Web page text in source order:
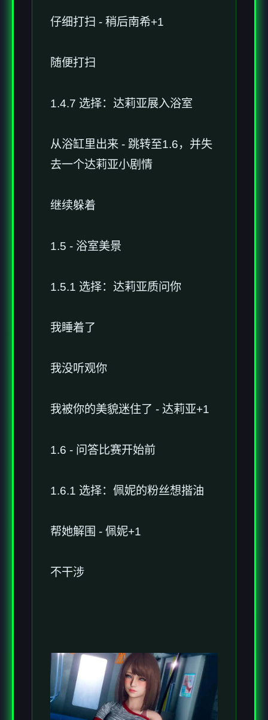
仔细打扫 - 稍后南希+1
随便打扫
1.4.7 选择：达莉亚展入浴室
从浴缸里出来 - 跳转至1.6，并失
去一个达莉亚小剧情
继续躲着
1.5 - 浴室美景
1.5.1 选择：达莉亚质问你
我睡着了
我没听观你
我被你的美貌迷住了 - 达莉亚+1
1.6 - 问答比赛开始前
1.6.1 选择：佩妮的粉丝想揩油
帮她解围 - 佩妮+1
不干涉